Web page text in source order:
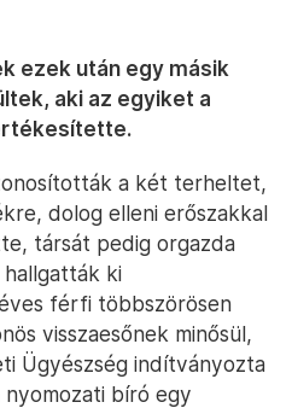
ezek után egy másik
aki az egyiket a
a két terheltet,
dolog elleni erőszakkal
társát pedig orgazda
hallgatták ki
férfi többszörösen
visszaesőnek minősül,
Ügyészség indítványozta
bíró egy